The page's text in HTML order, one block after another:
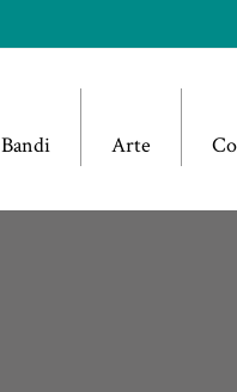
Bandi Arte